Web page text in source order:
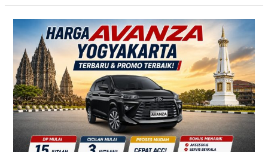
TERBARU!
Harga
Toyota
Avanza
Yogyakarta
–
Promo
DP